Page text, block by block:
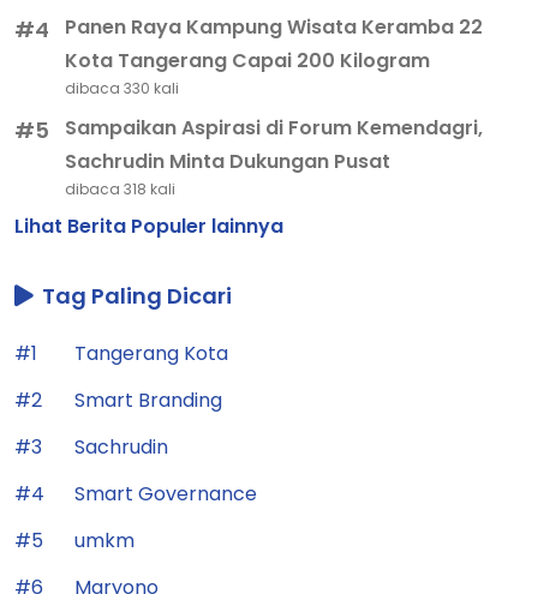
#4
Panen Raya Kampung Wisata Keramba 22
Kota Tangerang Capai 200 Kilogram
dibaca 330 kali
#5
Sampaikan Aspirasi di Forum Kemendagri,
Sachrudin Minta Dukungan Pusat
dibaca 318 kali
Lihat Berita Populer lainnya
Tag Paling Dicari
#1
Tangerang Kota
#2
Smart Branding
#3
Sachrudin
#4
Smart Governance
#5
umkm
#6
Maryono